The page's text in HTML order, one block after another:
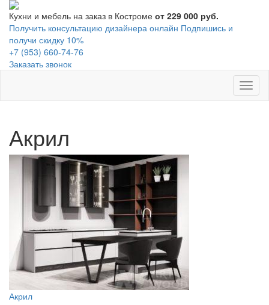
Кухни и мебель на заказ в Костроме от 229 000 руб.
Получить консультацию дизайнера онлайн Подпишись и
получи скидку 10%
+7 (953) 660-74-76
Заказать звонок
Акрил
Акрил